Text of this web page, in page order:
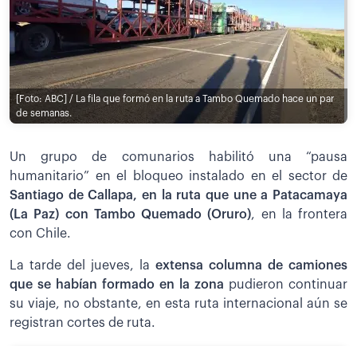
[Foto: ABC] / La fila que formó en la ruta a Tambo Quemado hace un par
de semanas.
Un grupo de comunarios habilitó una “pausa
humanitario” en el bloqueo instalado en el sector de
Santiago de Callapa, en la ruta que une a Patacamaya
(La Paz) con Tambo Quemado (Oruro), en la frontera
con Chile.
La tarde del jueves, la extensa columna de camiones
que se habían formado en la zona pudieron continuar
su viaje, no obstante, en esta ruta internacional aún se
registran cortes de ruta.